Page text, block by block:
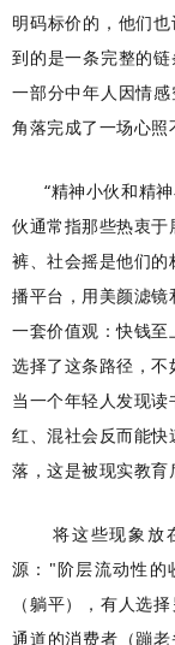
明码标价的，他们
到的是一条完整的
一部分中年人因情
角落完成了一场心照
“精神小伙和精神
伙通常指那些热衷
裤、社会摇是他们
播平台，用美颜滤
一套价值观：快钱
选择了这条路径，不
当一个年轻人发现
红、混社会反而能
落，这是被现实教育
将这些现象放
源："阶层流动性的
（躺平），有人选
通道的消费者（蹦